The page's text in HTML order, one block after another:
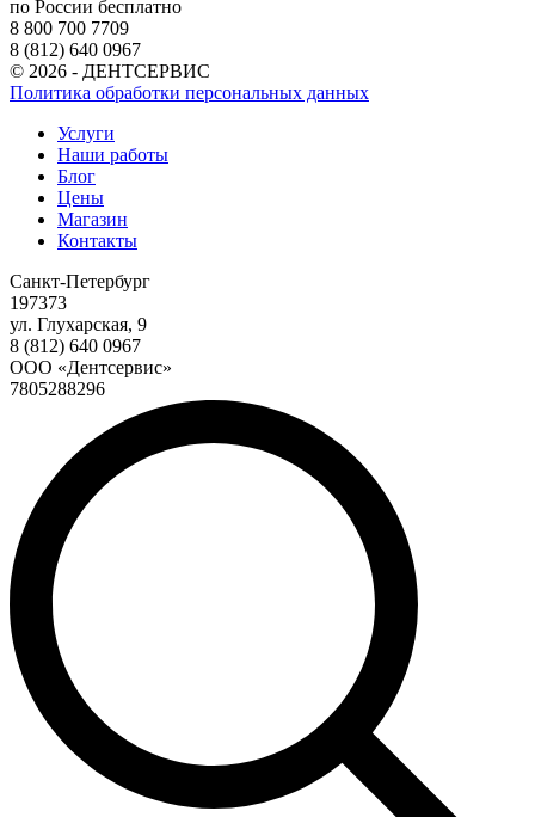
по России бесплатно
8 800 700 7709
8 (812) 640 0967
© 2026 - ДЕНТСЕРВИС
Политика обработки персональных данных
Услуги
Наши работы
Блог
Цены
Магазин
Контакты
Санкт-Петербург
197373
ул. Глухарская, 9
8 (812) 640 0967
ООО «Дентсервис»
7805288296